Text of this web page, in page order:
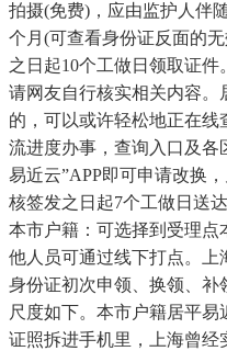
拍摄(免费)，应由监护人伴
个月(可查看身份证反面的
之日起10个工做日领取证件
请网友自行核实相关内容。
的，可以或许轻松地正在
流进度办事，查询入口及各
易近云”APP即可申请改换
核签发之日起7个工做日送
本市户籍：可选择到受理点
他人员可通过线下打点。上
身份证初次申领、换领、补
尺度如下。本市户籍居平
证照拆进手机里，上海曾经